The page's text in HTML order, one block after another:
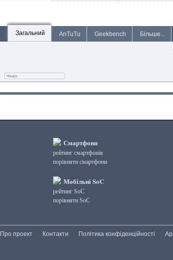
Загальний AnTuTu Geekbench Більше...
Смартфони
рейтинг смартфонів
порівняти смартфони
Мобільні SoC
рейтинг SoC
порівняти SoC
Про проект Контакти Політика конфіденційності